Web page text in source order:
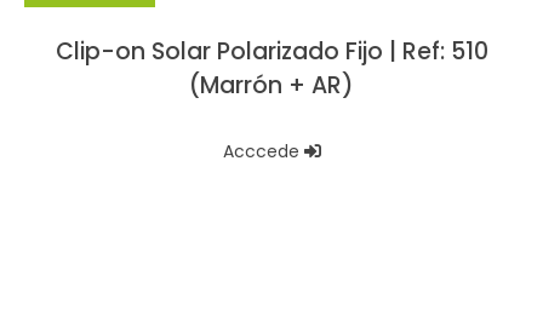
Clip-on Solar Polarizado Fijo | Ref: 510
(Marrón + AR)
Acccede